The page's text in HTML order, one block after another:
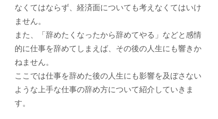
なくてはならず、経済面についても考えなくてはいけ
ません。
また、「辞めたくなったから辞めてやる」などと感情
的に仕事を辞めてしまえば、その後の人生にも響きか
ねません。
ここでは仕事を辞めた後の人生にも影響を及ぼさない
ような上手な仕事の辞め方について紹介していきま
す。